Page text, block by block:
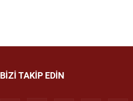
BİZİ TAKİP EDİN